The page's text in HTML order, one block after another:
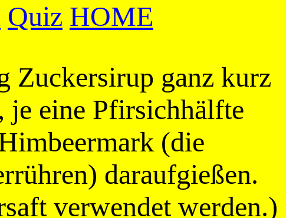
Quiz HOME
Zuckersirup ganz kurz
je eine Pfirsichhälfte
(die
daraufgießen.
verwendet werden.)